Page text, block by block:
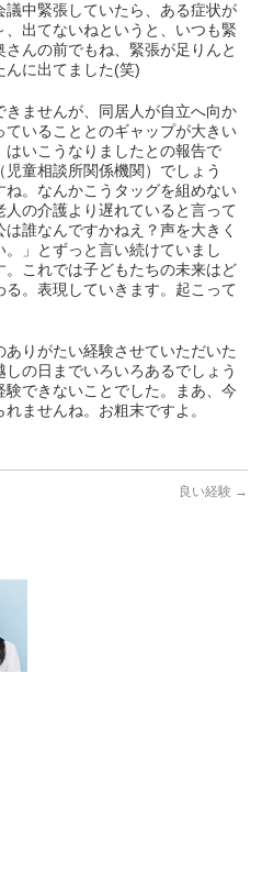
中緊張していたら、ある症状が
出てないねというと、いつも緊
んの前でもね、緊張が足りんと
んに出てました(笑)
ませんが、同居人が自立へ向か
いることとのギャップが大きい
いこうなりましたとの報告で
童相談所関係機関）でしょう
。なんかこうタッグを組めない
の介護より遅れていると言って
誰なんですかねえ？声を大きく
」とずっと言い続けていまし
これでは子どもたちの未来はど
。表現していきます。起こって
りがたい経験させていただいた
の日までいろいろあるでしょう
できないことでした。まあ、今
ませんね。お粗末ですよ。
良い経験 →